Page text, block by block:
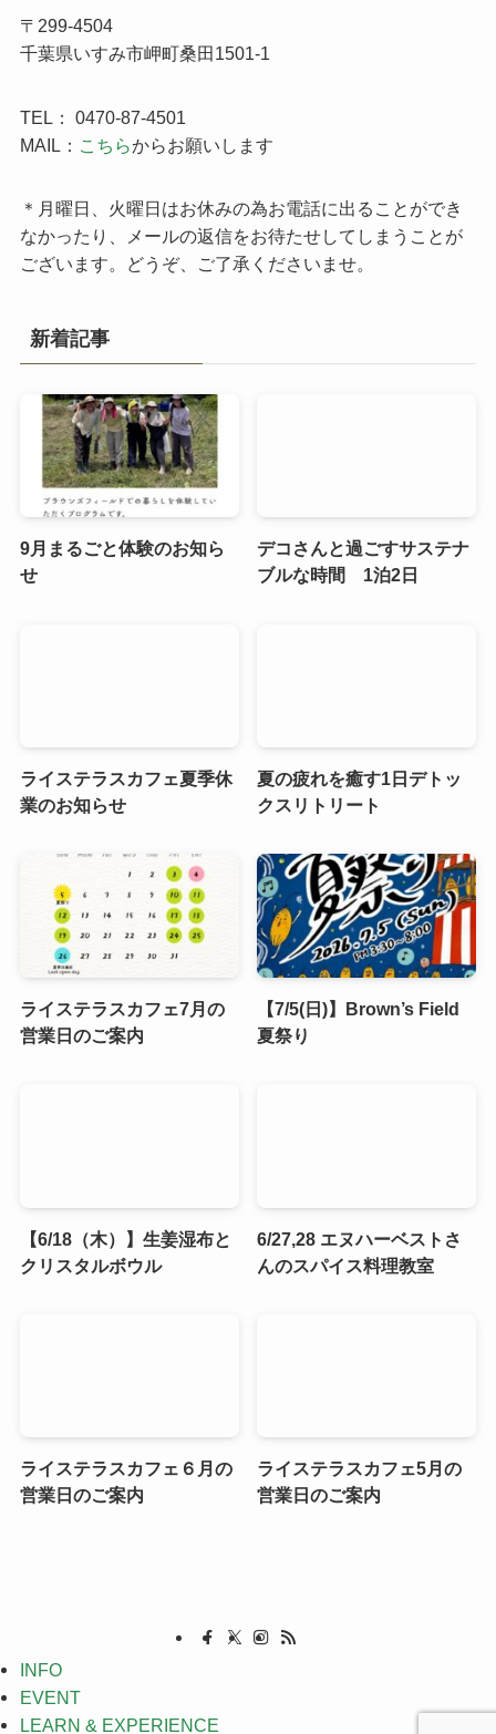
〒299-4504
千葉県いすみ市岬町桑田1501-1
TEL： 0470-87-4501
MAIL：
こちらからお願いします
＊月曜日、火曜日はお休みの為お電話に出ることができ
なかったり、メールの返信をお待たせしてしまうことが
ございます。どうぞ、ご了承くださいませ。
新着記事
9月まるごと体験のお知ら
せ
デコさんと過ごすサステナ
ブルな時間 1泊2日
ライステラスカフェ夏季休
業のお知らせ
夏の疲れを癒す1日デトッ
クスリトリート
ライステラスカフェ7月の
営業日のご案内
【7/5(日)】Brown’s Field
夏祭り
【6/18（木）】生姜湿布と
クリスタルボウル
6/27,28 エヌハーベストさ
んのスパイス料理教室
ライステラスカフェ６月の
営業日のご案内
ライステラスカフェ5月の
営業日のご案内
INFO
EVENT
LEARN & EXPERIENCE